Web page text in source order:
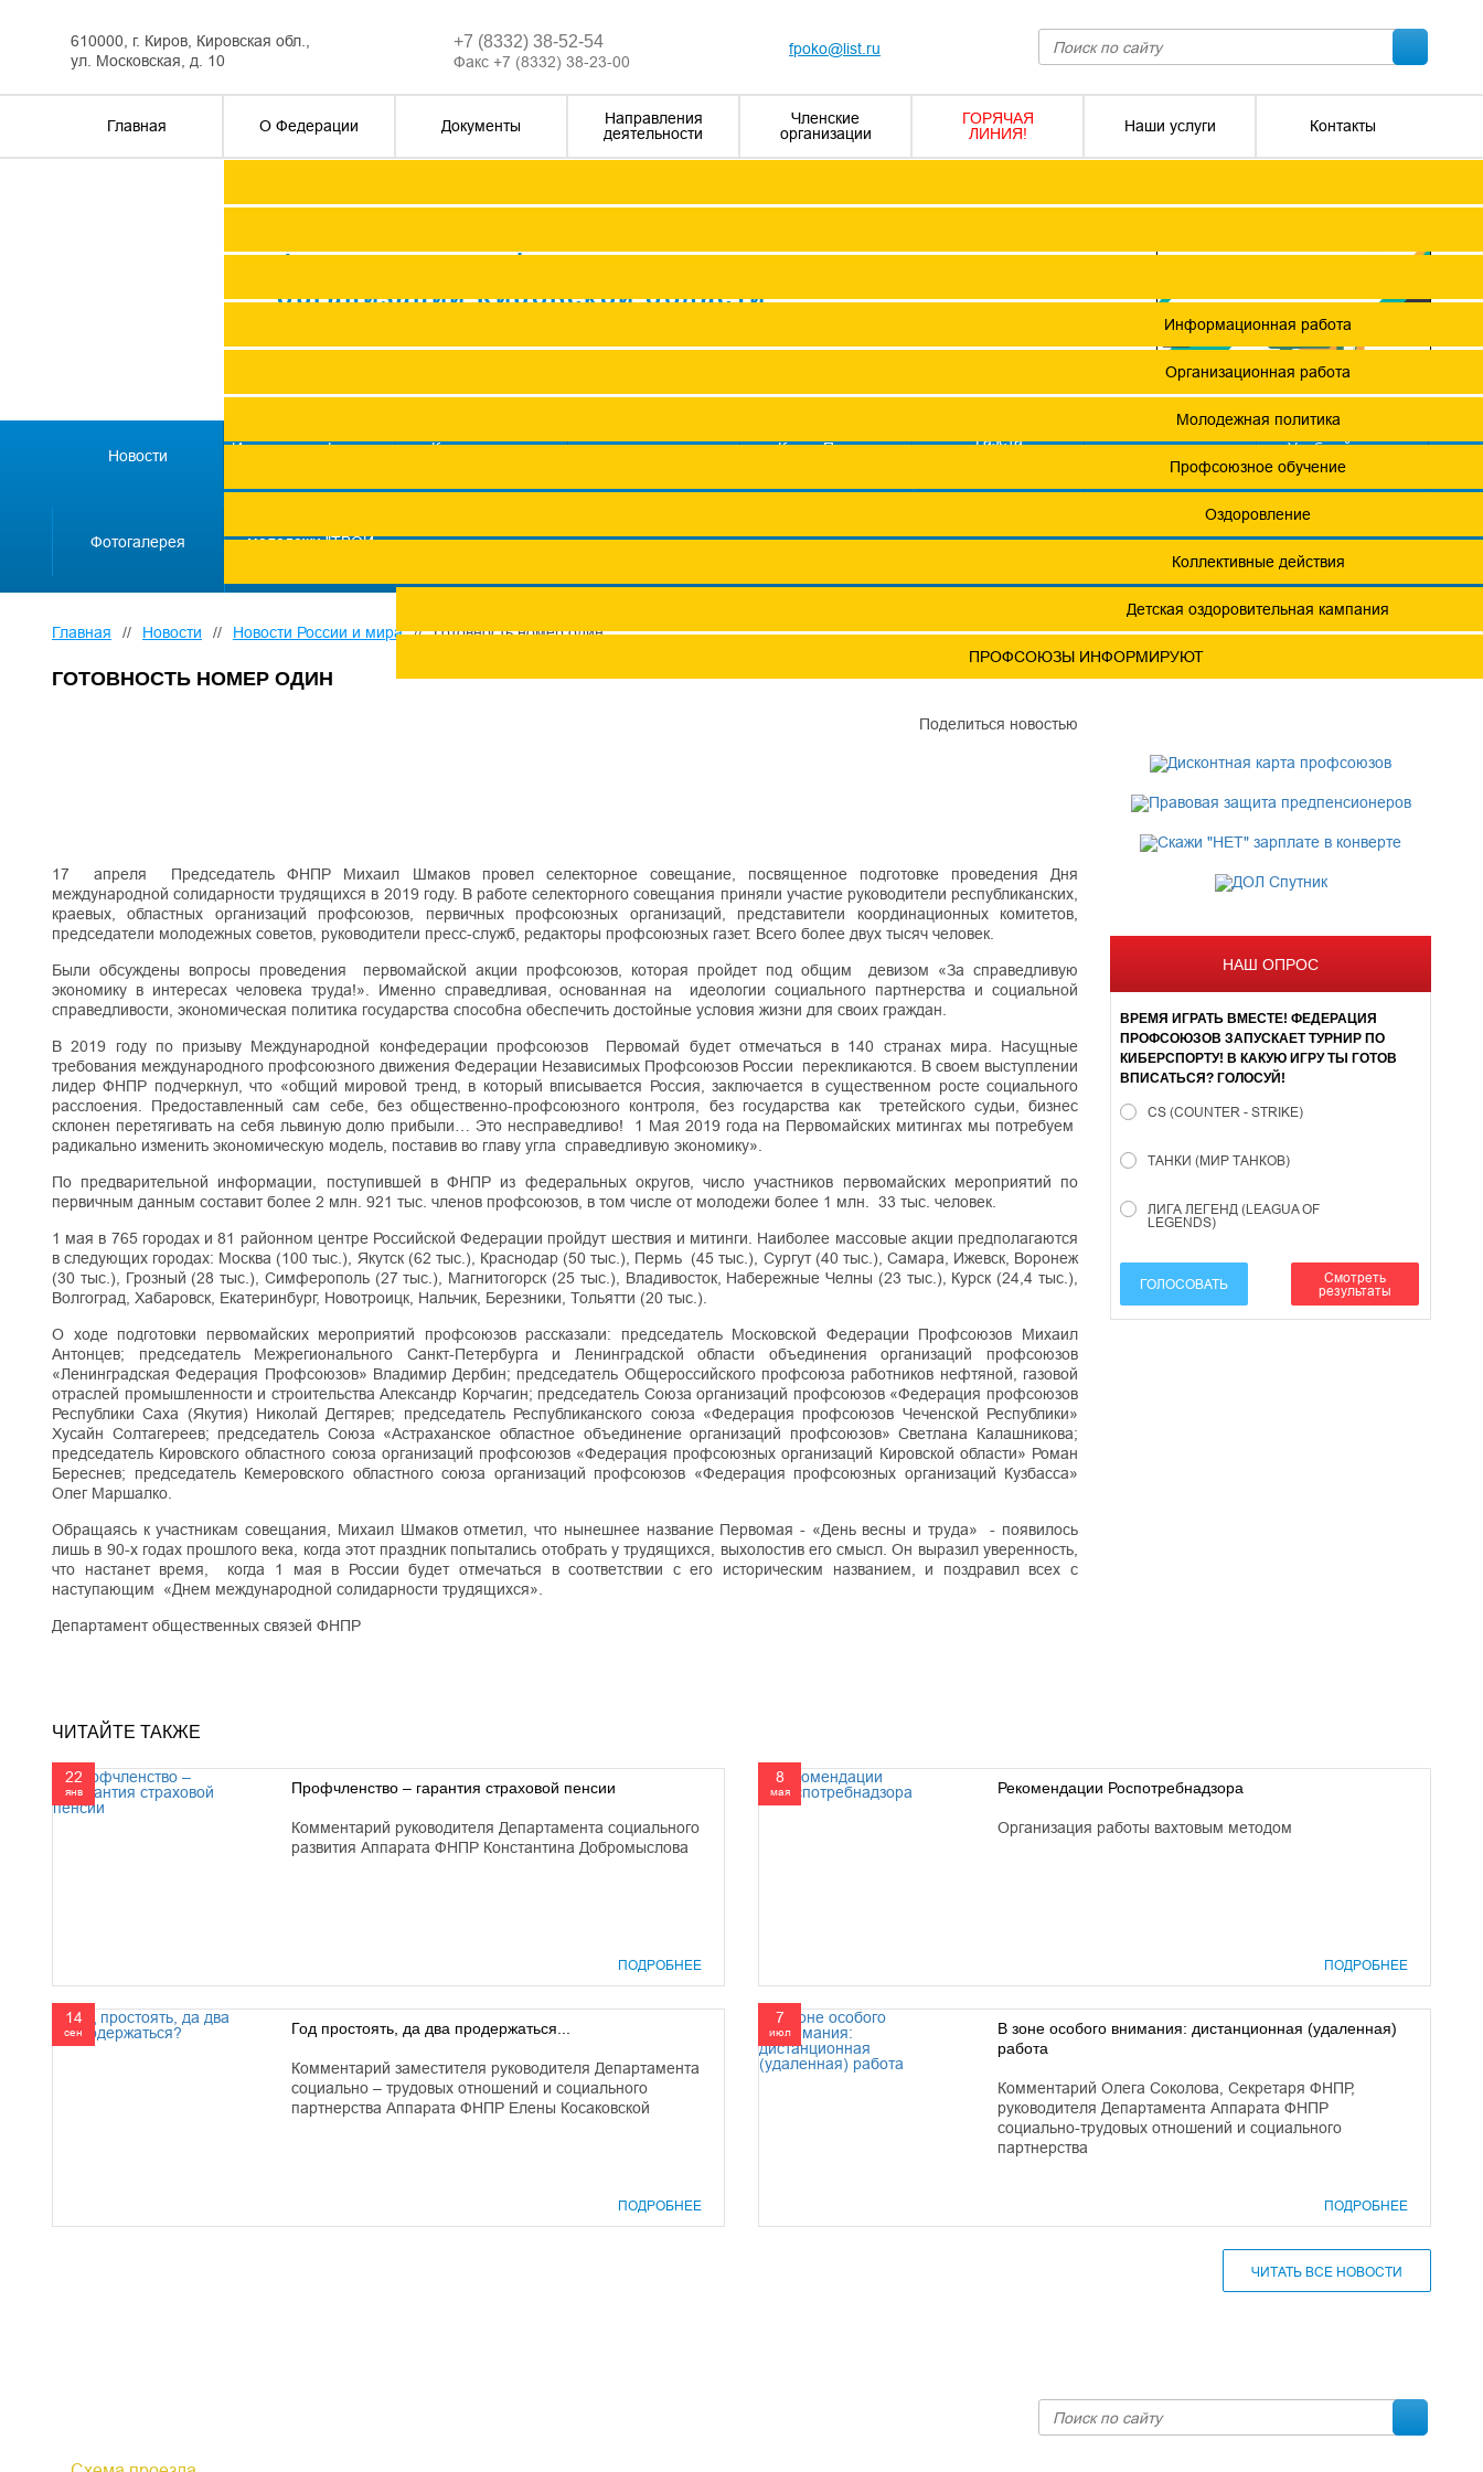
610000, г. Киров, Кировская обл.,
ул. Московская, д. 10
+7 (8332) 38-52-54
Факс +7 (8332) 38-23-00
fpoko@list.ru
Главная О Федерации Документы
Решения Советов Федерации
Постановления президиумов
Сводные данные о результатах проведения специальной оценки условий труда (СОУТ)
Научно-практическая конференция МОТ- ФНПР
ПРОФСОЮЗЫ ИНФОРМИРУЮТ
Направления
деятельности
Информационная работа
Организационная работа
Молодежная политика
Профсоюзное обучение
Оздоровление
Коллективные действия
Детская оздоровительная кампания
Членские
организации
ГОРЯЧАЯ
ЛИНИЯ!
Наши услуги Контакты
Федерация профсоюзных
организаций Кировской области
12 +
Новости
История профсоюзов
Как вступить в
Книга Почета
Газета
Учебный центр
ОХРАНА ТРУДА
Фотогалерея
молодежи "ТВОЙ
Главная // Новости // Новости России и мира // Готовность номер один
ГОТОВНОСТЬ НОМЕР ОДИН
Поделиться новостью
17 апреля Председатель ФНПР Михаил Шмаков провел селекторное совещание, посвященное подготовке проведения Дня
международной солидарности трудящихся в 2019 году. В работе селекторного совещания приняли участие руководители республиканских,
краевых, областных организаций профсоюзов, первичных профсоюзных организаций, представители координационных комитетов,
председатели молодежных советов, руководители пресс-служб, редакторы профсоюзных газет. Всего более двух тысяч человек.
Были обсуждены вопросы проведения первомайской акции профсоюзов, которая пройдет под общим девизом «За справедливую
экономику в интересах человека труда!». Именно справедливая, основанная на идеологии социального партнерства и социальной
справедливости, экономическая политика государства способна обеспечить достойные условия жизни для своих граждан.
В 2019 году по призыву Международной конфедерации профсоюзов Первомай будет отмечаться в 140 странах мира. Насущные
требования международного профсоюзного движения Федерации Независимых Профсоюзов России перекликаются. В своем выступлении
лидер ФНПР подчеркнул, что «общий мировой тренд, в который вписывается Россия, заключается в существенном росте социального
расслоения. Предоставленный сам себе, без общественно-профсоюзного контроля, без государства как третейского судьи, бизнес
склонен перетягивать на себя львиную долю прибыли… Это несправедливо! 1 Мая 2019 года на Первомайских митингах мы потребуем
радикально изменить экономическую модель, поставив во главу угла справедливую экономику».
По предварительной информации, поступившей в ФНПР из федеральных округов, число участников первомайских мероприятий по
первичным данным составит более 2 млн. 921 тыс. членов профсоюзов, в том числе от молодежи более 1 млн. 33 тыс. человек.
1 мая в 765 городах и 81 районном центре Российской Федерации пройдут шествия и митинги. Наиболее массовые акции предполагаются
в следующих городах: Москва (100 тыс.), Якутск (62 тыс.), Краснодар (50 тыс.), Пермь (45 тыс.), Сургут (40 тыс.), Самара, Ижевск, Воронеж
(30 тыс.), Грозный (28 тыс.), Симферополь (27 тыс.), Магнитогорск (25 тыс.), Владивосток, Набережные Челны (23 тыс.), Курск (24,4 тыс.),
Волгоград, Хабаровск, Екатеринбург, Новотроицк, Нальчик, Березники, Тольятти (20 тыс.).
О ходе подготовки первомайских мероприятий профсоюзов рассказали: председатель Московской Федерации Профсоюзов Михаил
Антонцев; председатель Межрегионального Санкт-Петербурга и Ленинградской области объединения организаций профсоюзов
«Ленинградская Федерация Профсоюзов» Владимир Дербин; председатель Общероссийского профсоюза работников нефтяной, газовой
отраслей промышленности и строительства Александр Корчагин; председатель Союза организаций профсоюзов «Федерация профсоюзов
Республики Саха (Якутия) Николай Дегтярев; председатель Республиканского союза «Федерация профсоюзов Чеченской Республики»
Хусайн Солтагереев; председатель Союза «Астраханское областное объединение организаций профсоюзов» Светлана Калашникова;
председатель Кировского областного союза организаций профсоюзов «Федерация профсоюзных организаций Кировской области» Роман
Береснев; председатель Кемеровского областного союза организаций профсоюзов «Федерация профсоюзных организаций Кузбасса»
Олег Маршалко.
Обращаясь к участникам совещания, Михаил Шмаков отметил, что нынешнее название Первомая - «День весны и труда» - появилось
лишь в 90-х годах прошлого века, когда этот праздник попытались отобрать у трудящихся, выхолостив его смысл. Он выразил уверенность,
что настанет время, когда 1 мая в России будет отмечаться в соответствии с его историческим названием, и поздравил всех с
наступающим «Днем международной солидарности трудящихся».
Департамент общественных связей ФНПР
НАШ ОПРОС
ВРЕМЯ ИГРАТЬ ВМЕСТЕ! ФЕДЕРАЦИЯ
ПРОФСОЮЗОВ ЗАПУСКАЕТ ТУРНИР ПО
КИБЕРСПОРТУ! В КАКУЮ ИГРУ ТЫ ГОТОВ
ВПИСАТЬСЯ? ГОЛОСУЙ!
CS (COUNTER - STRIKE)
ТАНКИ (МИР ТАНКОВ)
ЛИГА ЛЕГЕНД (LEAGUA OF
LEGENDS)
ГОЛОСОВАТЬ
Смотреть
результаты
ЧИТАЙТЕ ТАКЖЕ
22
янв Профчленство – гарантия страховой пенсии
Комментарий руководителя Департамента социального
развития Аппарата ФНПР Константина Добромыслова
ПОДРОБНЕЕ
8
мая Рекомендации Роспотребнадзора
Организация работы вахтовым методом
ПОДРОБНЕЕ
14
сен Год простоять, да два продержаться...
Комментарий заместителя руководителя Департамента
социально – трудовых отношений и социального
партнерства Аппарата ФНПР Елены Косаковской
ПОДРОБНЕЕ
7
июл
В зоне особого внимания: дистанционная (удаленная)
работа
Комментарий Олега Соколова, Секретаря ФНПР,
руководителя Департамента Аппарата ФНПР
социально-трудовых отношений и социального
партнерства
ПОДРОБНЕЕ
ЧИТАТЬ ВСЕ НОВОСТИ